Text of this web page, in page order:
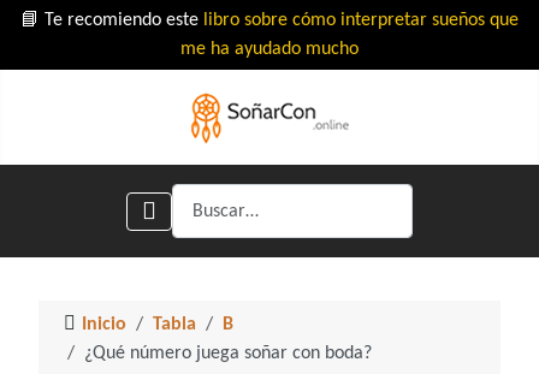
📘 Te recomiendo este libro sobre cómo interpretar sueños que
me ha ayudado mucho
Buscar
Inicio Tabla
B
¿Qué número juega soñar con boda?